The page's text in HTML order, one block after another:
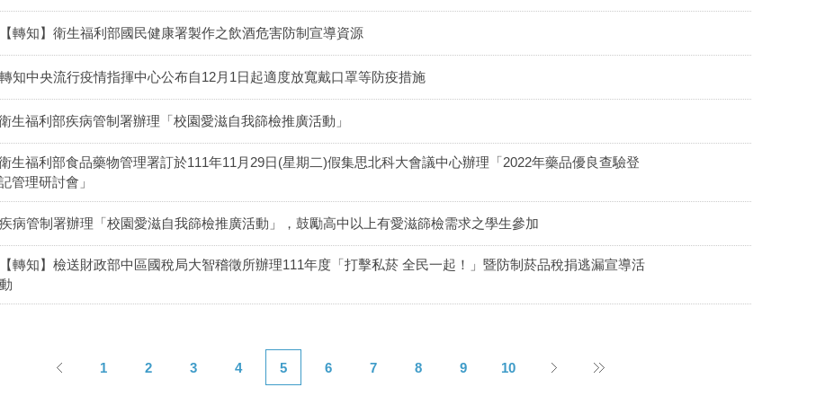
【轉知】衛生福利部國民健康署製作之飲酒危害防制宣導資源
轉知中央流行疫情指揮中心公布自12月1日起適度放寬戴口罩等防疫措施
生福利部疾病管制署辦理「校園愛滋自我篩檢推廣活動」
生福利部食品藥物管理署訂於111年11月29日(星期二)假集思北科大會議中心辦理「2022年藥品優良查驗登
管理研討會」
疾病管制署辦理「校園愛滋自我篩檢推廣活動」，鼓勵高中以上有愛滋篩檢需求之學生參加
【轉知】檢送財政部中區國稅局大智稽徵所辦理111年度「打擊私菸 全民一起！」暨防制菸品稅捐逃漏宣導活
動
1 2 3 4 5 6 7 8 9 10